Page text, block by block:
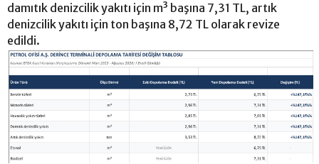
damıtık denizcilik yakıtı için m³ başına 7,31 TL, artık
denizcilik yakıtı için ton başına 8,72 TL olarak revize
edildi.